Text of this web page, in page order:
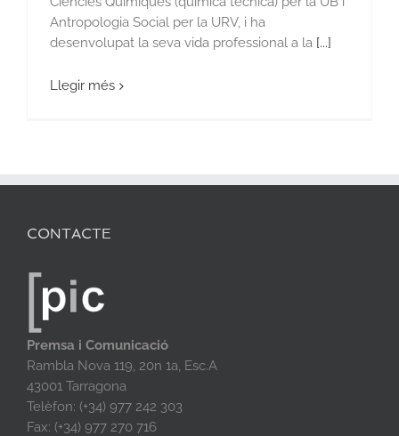
Antropologia Social per la URV, i ha
desenvolupat la seva vida professional a la [...]
Llegir més
CONTACTE
Premsa i Comunicació
Rambla Nova 119, 20n 1a, Esc.A
43001 Tarragona
Telèfon: (+34) 977 242 303
Fax: (+34) 977 270 716